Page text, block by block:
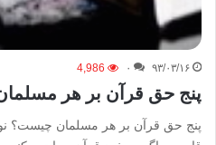
۹۳/۰۳/۱۶ ۰ 4,986
پنج حق قرآن بر هر
پنج حق قرآن بر هر مسلمان چیست؟